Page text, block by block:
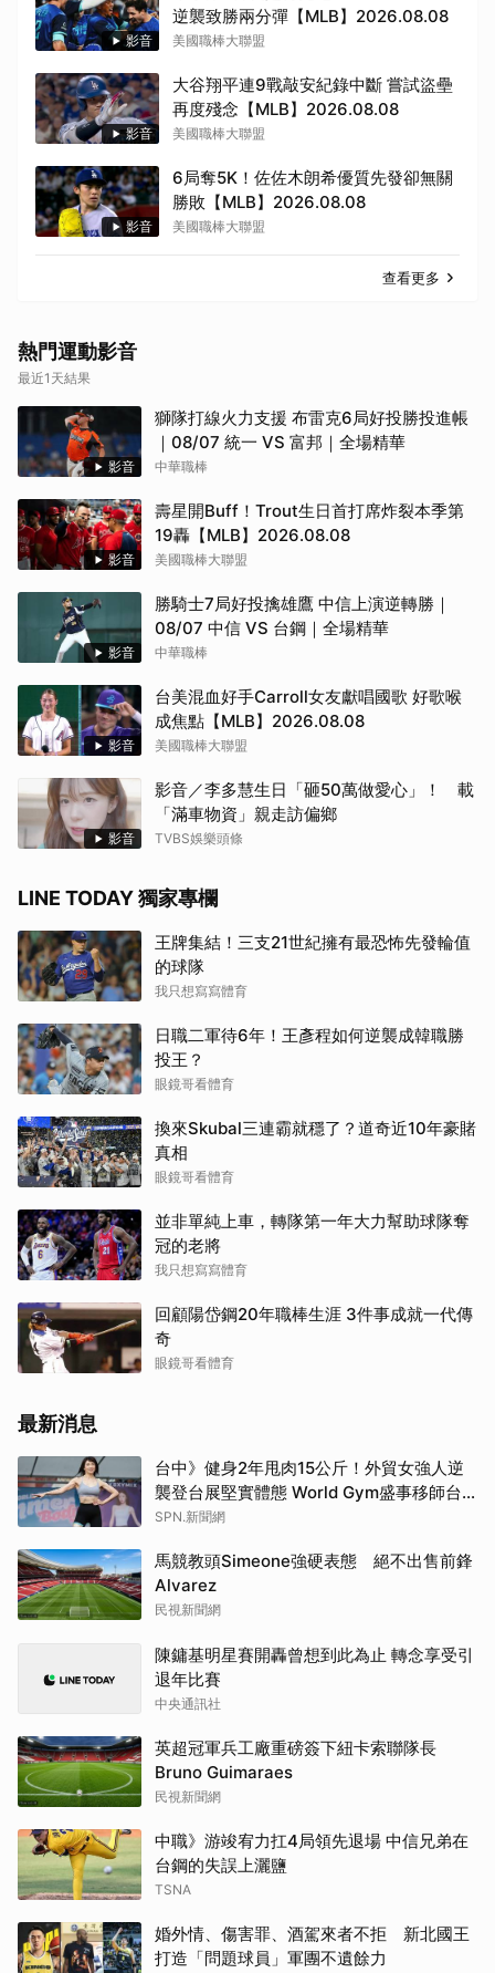
影音
逆襲致勝兩分彈【MLB】2026.08.08
美國職棒大聯盟
影音
大谷翔平連9戰敲安紀錄中斷 嘗試盜壘
再度殘念【MLB】2026.08.08
美國職棒大聯盟
影音
6局奪5K！佐佐木朗希優質先發卻無關
勝敗【MLB】2026.08.08
美國職棒大聯盟
查看更多
熱門運動影音
最近1天結果
影音
獅隊打線火力支援 布雷克6局好投勝投進帳
｜08/07 統一 VS 富邦｜全場精華
中華職棒
影音
壽星開Buff！Trout生日首打席炸裂本季第
19轟【MLB】2026.08.08
美國職棒大聯盟
影音
勝騎士7局好投擒雄鷹 中信上演逆轉勝｜
08/07 中信 VS 台鋼｜全場精華
中華職棒
影音
台美混血好手Carroll女友獻唱國歌 好歌喉
成焦點【MLB】2026.08.08
美國職棒大聯盟
影音
影音／李多慧生日「砸50萬做愛心」！ 載
「滿車物資」親走訪偏鄉
TVBS娛樂頭條
LINE TODAY 獨家專欄
王牌集結！三支21世紀擁有最恐怖先發輪值
的球隊
我只想寫寫體育
日職二軍待6年！王彥程如何逆襲成韓職勝
投王？
眼鏡哥看體育
換來Skubal三連霸就穩了？道奇近10年豪賭
真相
眼鏡哥看體育
並非單純上車，轉隊第一年大力幫助球隊奪
冠的老將
我只想寫寫體育
回顧陽岱鋼20年職棒生涯 3件事成就一代傳
奇
眼鏡哥看體育
最新消息
台中》健身2年甩肉15公斤！外貿女強人逆
襲登台展堅實體態 World Gym盛事移師台
中開戰
SPN.新聞網
馬競教頭Simeone強硬表態 絕不出售前鋒
Alvarez
民視新聞網
陳鏞基明星賽開轟曾想到此為止 轉念享受引
退年比賽
中央通訊社
英超冠軍兵工廠重磅簽下紐卡索聯隊長
Bruno Guimaraes
民視新聞網
中職》游竣宥力扛4局領先退場 中信兄弟在
台鋼的失誤上灑鹽
TSNA
婚外情、傷害罪、酒駕來者不拒 新北國王
打造「問題球員」軍團不遺餘力